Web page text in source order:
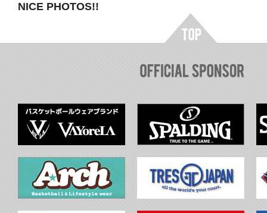
NICE PHOTOS!!